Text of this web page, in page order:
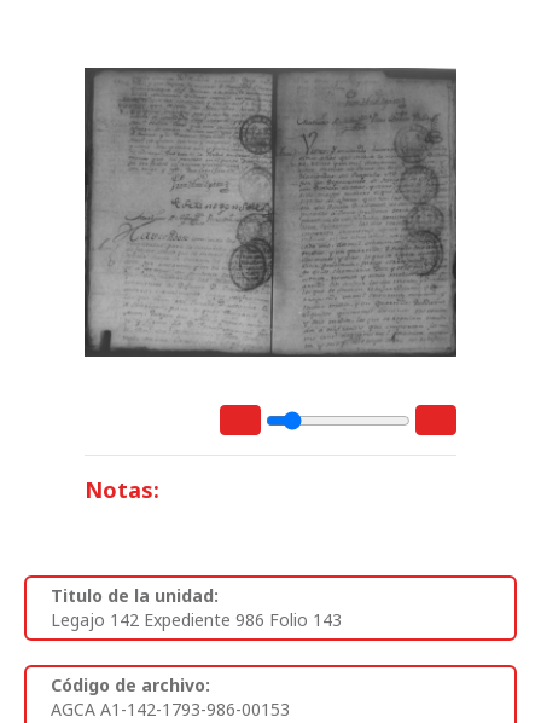
Notas:
Titulo de la unidad:
Legajo 142 Expediente 986 Folio 143
Código de archivo:
AGCA A1-142-1793-986-00153